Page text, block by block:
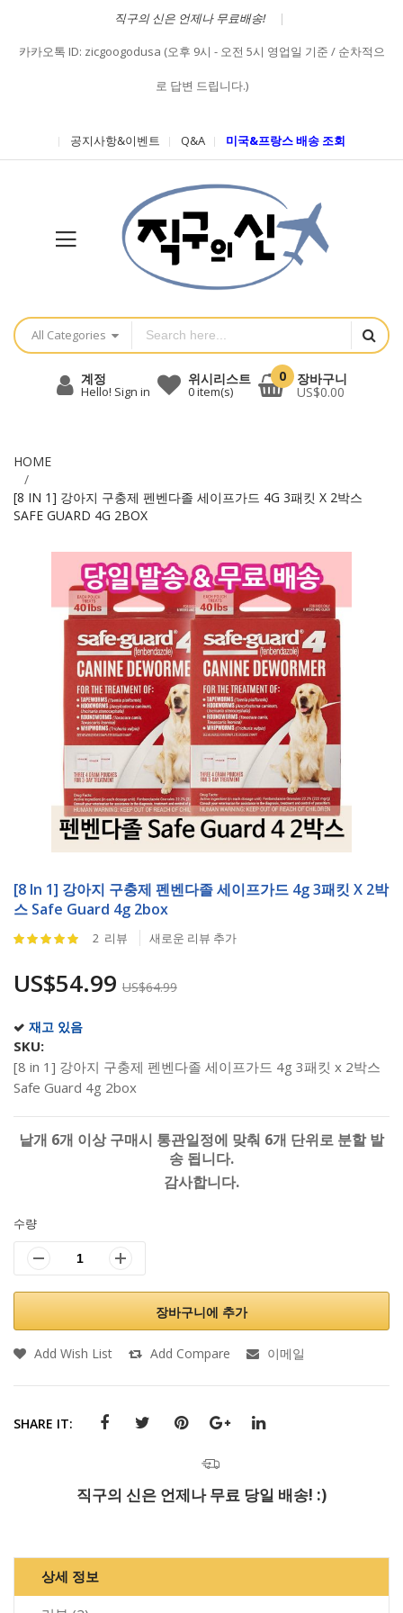
직구의 신은 언제나 무료배송!
카카오톡 ID: zicgoogodusa (오후 9시 - 오전 5시 영업일 기준 / 순차적으
로 답변 드립니다.)
공지사항&이벤트 Q&A 미국&프랑스 배송 조회
All Categories
계정
Hello! Sign in
위시리스트
0item(s)
0 장바구니
US$0.00
HOME
[8 IN 1] 강아지 구충제 펜벤다졸 세이프가드 4G 3패킷 X 2박스
SAFE GUARD 4G 2BOX
to
the
of
images
gallery
[8 In 1] 강아지 구충제 펜벤다졸 세이프가드 4g 3패킷 X 2박
스 Safe Guard 4g 2box
Rating:
100
2 리뷰 새로운 리뷰 추가
US$54.99 US$64.99
재고 있음
SKU
[8 in 1] 강아지 구충제 펜벤다졸 세이프가드 4g 3패킷 x 2박스
Safe Guard 4g 2box
낱개 6개 이상 구매시 통관일정에 맞춰 6개 단위로 분할 발
송 됩니다.
감사합니다.
수량
장바구니에 추가
Add Wish List Add Compare 이메일
SHARE IT:
직구의 신은 언제나 무료 당일 배송! :)
상세 정보